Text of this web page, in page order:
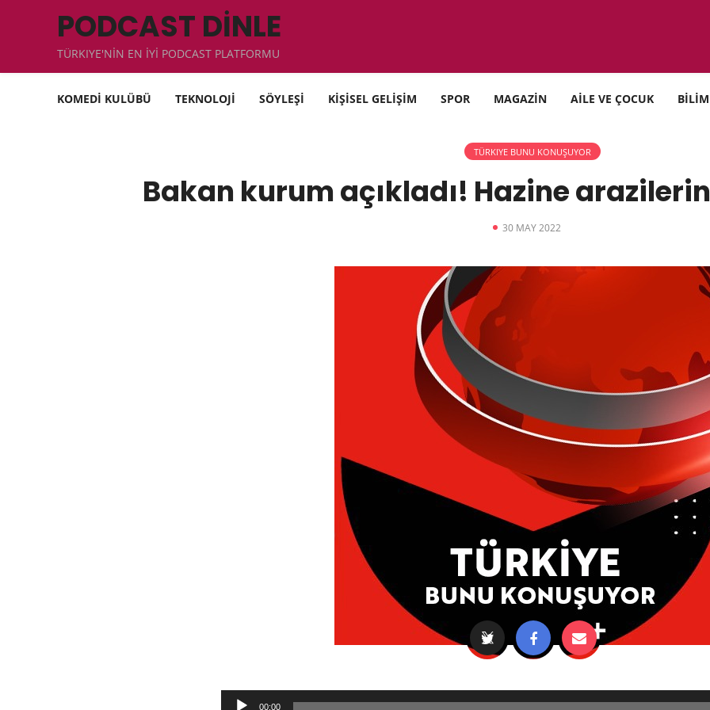
PODCAST DİNLE
TÜRKIYE'NİN EN İYİ PODCAST PLATFORMU
KOMEDİ KULÜBÜ TEKNOLOJİ SÖYLEŞİ KİŞİSEL GELİŞİM SPOR MAGAZİN AİLE VE ÇOCUK BİLİM
TÜRKIYE BUNU KONUŞUYOR
Bakan kurum açıkladı! Hazine
30 MAY 2022
Audio
00:00